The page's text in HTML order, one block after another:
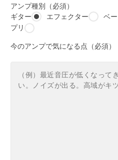
アンプ種別（必須）
ギター
エフェクター ベ
プリ
今のアンプで気になる点（必須）